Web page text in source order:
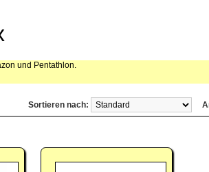
und Pentathlon.
Sortieren nach: